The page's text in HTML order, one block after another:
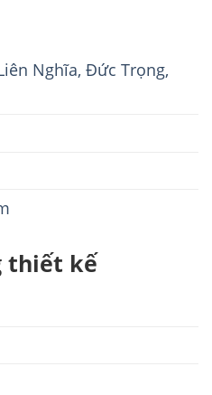
Nghĩa, Đức Trọng,
thiết kế